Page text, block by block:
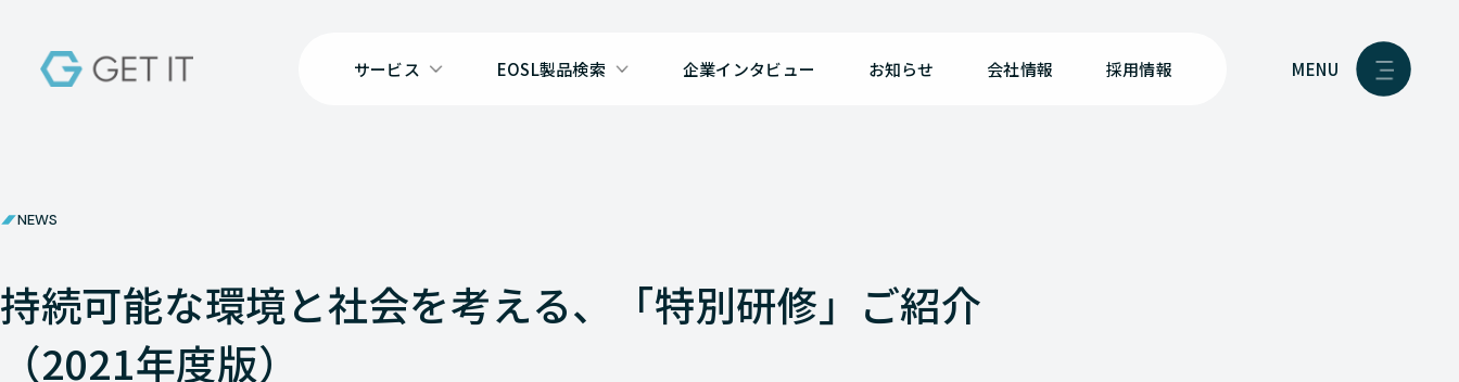
サービス EOSL製品検索 企業インタビュー お知らせ 会社情報 採用情報 MENU
NEWS
持続可能な環境と社会を考える、「特別研修」ご紹介
（2021年度版）